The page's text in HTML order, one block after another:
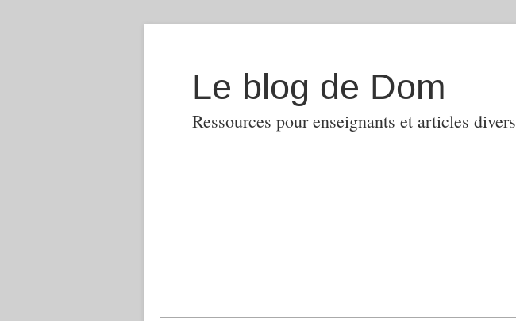
Le blog de Dom
Ressources pour enseignants et articles divers